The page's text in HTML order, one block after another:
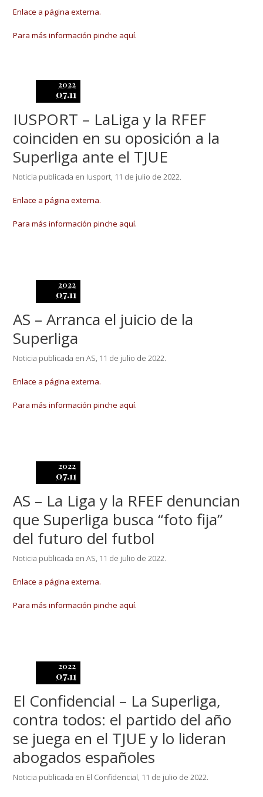
Enlace a página externa.
Para más información pinche aquí.
2022
07.11
IUSPORT – LaLiga y la RFEF
coinciden en su oposición a la
Superliga ante el TJUE
Noticia publicada en Iusport, 11 de julio de 2022.
Enlace a página externa.
Para más información pinche aquí.
2022
07.11
AS – Arranca el juicio de la
Superliga
Noticia publicada en AS, 11 de julio de 2022.
Enlace a página externa.
Para más información pinche aquí.
2022
07.11
AS – La Liga y la RFEF denuncian
que Superliga busca “foto fija”
del futuro del futbol
Noticia publicada en AS, 11 de julio de 2022.
Enlace a página externa.
Para más información pinche aquí.
2022
07.11
El Confidencial – La Superliga,
contra todos: el partido del año
se juega en el TJUE y lo lideran
abogados españoles
Noticia publicada en El Confidencial, 11 de julio de 2022.